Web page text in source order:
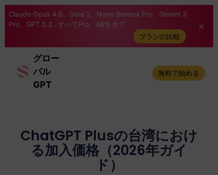
Claude Opus 4.6、Sora 2、Nano Banana Pro、Gemini 3
Pro、GPT 5.2...すべてPro。46% オフ
プランの比較
グロー
バル
GPT
無料で始める
ChatGPT Plusの台湾におけ
る加入価格（2026年ガイ
ド）